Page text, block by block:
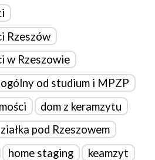
Rzeszów
w Rzeszowie
od studium i MPZP
dom z keramzytu
pod Rzeszowem
home staging
keamzyt